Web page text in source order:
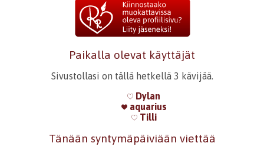
Paikalla olevat käyttäjät
Sivustollasi on tällä hetkellä 3 kävijää.
Dylan
aquarius
Tilli
Tänään syntymäpäiviään viettää